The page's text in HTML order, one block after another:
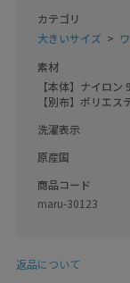
カテゴリ
大きいサイズ
素材
【本体】ナイロ
【別布】ポリエス
洗濯表示
原産国
商品コード
maru-30123
返品について